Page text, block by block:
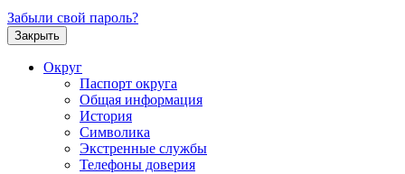
Забыли свой пароль?
Закрыть
Округ
Паспорт округа
Общая информация
История
Символика
Экстренные службы
Телефоны доверия